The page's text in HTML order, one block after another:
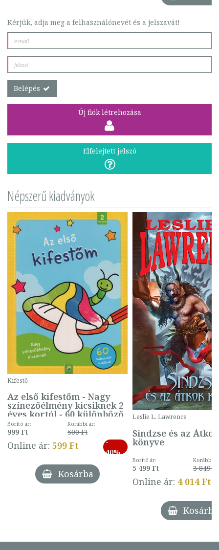
Kérjük, adja meg a felhasználónevét és a jelszavát!
Belépés
Új fiók létrehozása
Elfelejtett jelszó
Népszerű kiadványok
Kifestő
Az első kifestőm - Nagy
színezőélmény kicsiknek 2
éves kortól - 60 különböző
mintával (gombás)
Borító ár:
999 Ft
Korábbi ár:
500 Ft
Online ár: 599 Ft
-
40%
Kosárba
Leslie L. Lawrence
Sindzse és az Átkok
könyve
Borító ár:
5 499 Ft
Korábbi
3 849 Ft
Online ár: 4 014 Ft
Kosárba